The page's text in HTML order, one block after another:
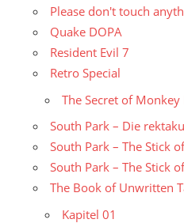
Please don't touch
Quake DOPA
Resident Evil 7
Retro Special
The Secret of Monkey
South Park – Die
South Park – The Stick
South Park – The Stick
The Book of Unwritten
Kapitel 01